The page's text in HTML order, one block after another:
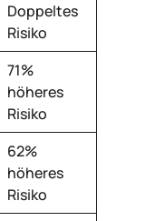
Doppeltes
Risiko
71%
höheres
Risiko
62%
höheres
Risiko